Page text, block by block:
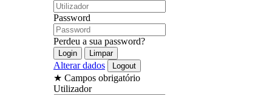
Password
Perdeu a sua password?
Alterar dados
★ Campos obrigatório
Utilizador